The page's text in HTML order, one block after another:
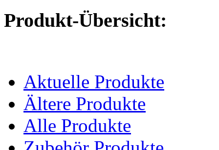
Produkt-Übersicht:
Aktuelle Produkte
Ältere Produkte
Alle Produkte